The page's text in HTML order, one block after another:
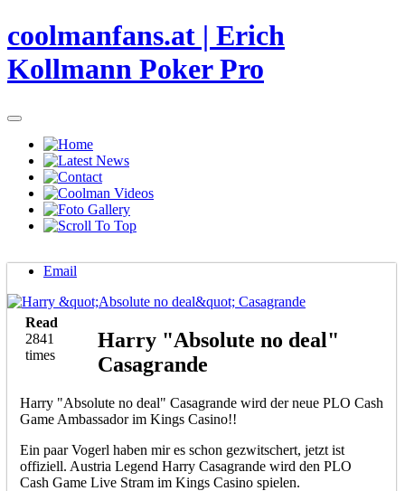
coolmanfans.at | Erich
Kollmann Poker Pro
Email
Read
2841
times
Harry "Absolute no deal"
Casagrande
Harry "Absolute no deal" Casagrande wird der neue PLO Cash
Game Ambassador im Kings Casino!!
Ein paar Vogerl haben mir es schon gezwitschert, jetzt ist
offiziell. Austria Legend Harry Casagrande wird den PLO
Cash Game Live Stram im Kings Casino spielen.